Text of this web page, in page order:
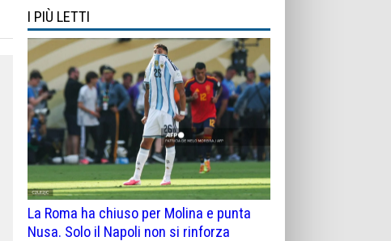
I PIÙ LETTI
La Roma ha chiuso per Molina e punta
Nusa. Solo il Napoli non si rinforza